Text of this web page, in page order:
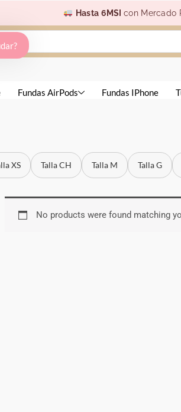
Hasta 6MSIcon
Fundas AirPods Fundas IPhone
XS Talla CH Talla M Talla G
No products were found matching